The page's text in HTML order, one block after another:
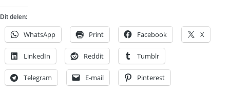
Dit delen:
WhatsApp Print Facebook X
LinkedIn Reddit Tumblr
Telegram E-mail Pinterest